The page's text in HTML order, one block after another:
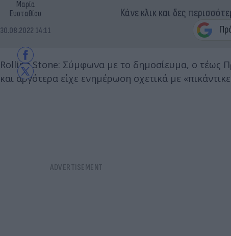
Μαρία
Ευσταθίου
30.08.2022 14:11
Κάνε κλικ και δες
Rolling Stone: Σύμφωνα με το δημοσίευμα, ο τέως
και αργότερα είχε ενημέρωση σχετικά με